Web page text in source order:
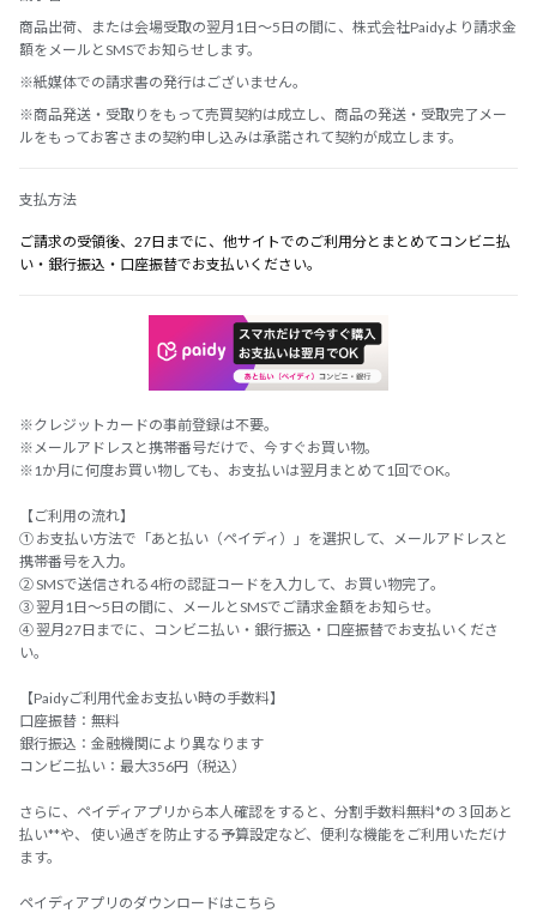
商品出荷、または会場受取の翌月1日～5日の間に、株式会社Paidyより請求金
額をメールとSMSでお知らせします。
※紙媒体での請求書の発行はございません。
※商品発送・受取りをもって売買契約は成立し、商品の発送・受取完了メー
ルをもってお客さまの契約申し込みは承諾されて契約が成立します。
支払方法
ご請求の受領後、27日までに、他サイトでのご利用分とまとめてコンビニ払
い・銀行振込・口座振替でお支払いください。
※クレジットカードの事前登録は不要。
※メールアドレスと携帯番号だけで、今すぐお買い物。
※1か月に何度お買い物しても、お支払いは翌月まとめて1回でOK。
【ご利用の流れ】
① お支払い方法で「あと払い（ペイディ）」を選択して、メールアドレスと
携帯番号を入力。
② SMSで送信される4桁の認証コードを入力して、お買い物完了。
③ 翌月1日～5日の間に、メールとSMSでご請求金額をお知らせ。
④ 翌月27日までに、コンビニ払い・銀行振込・口座振替でお支払いくださ
い。
【Paidyご利用代金お支払い時の手数料】
口座振替：無料
銀行振込：金融機関により異なります
コンビニ払い：最大356円（税込）
さらに、ペイディアプリから本人確認をすると、分割手数料無料*の３回あと
払い**や、 使い過ぎを防止する予算設定など、便利な機能をご利用いただけ
ます。
ペイディアプリのダウンロードはこちら